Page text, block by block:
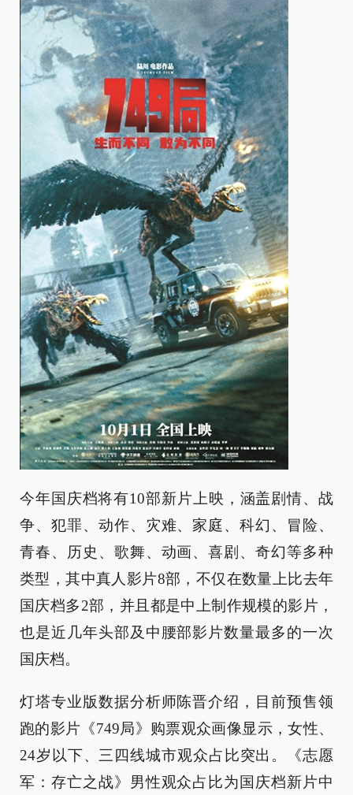
今年国庆档将有10部新片上映，涵盖剧情、战
争、犯罪、动作、灾难、家庭、科幻、冒险、
青春、历史、歌舞、动画、喜剧、奇幻等多种
类型，其中真人影片8部，不仅在数量上比去年
国庆档多2部，并且都是中上制作规模的影片，
也是近几年头部及中腰部影片数量最多的一次
国庆档。
灯塔专业版数据分析师陈晋介绍，目前预售领
跑的影片《749局》购票观众画像显示，女性、
24岁以下、三四线城市观众占比突出。《志愿
军：存亡之战》男性观众占比为国庆档新片中